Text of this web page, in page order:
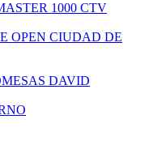
1000 CTV
OPEN CIUDAD DE
DAVID